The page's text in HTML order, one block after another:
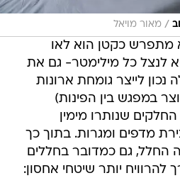
/ מאור מויאל
מתפרש כקטן הוא לאו
לנצל כל מילימטר- גם את
לייצר גומחת ארונות
במפגש בין הפינות)
שנותרו מימין
מדפים ומגרות. בתוך כך
החלל, גם כמדובר בחללים
להרוויח יותר שיטחי אחסון: